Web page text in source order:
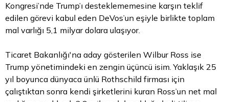
Kongresi’nde Trump’ı desteklememesine karşın teklif
edilen görevi kabul eden DeVos’un eşiyle birlikte toplam
mal varlığı 5,1 milyar dolara ulaşıyor.
Ticaret Bakanlığı'na aday gösterilen Wilbur Ross ise
Trump yönetimindeki en zengin üçüncü isim. Yaklaşık 25
yıl boyunca dünyaca ünlü Rothschild firması için
çalıştıktan sonra kendi şirketlerini kuran Ross’un net mal